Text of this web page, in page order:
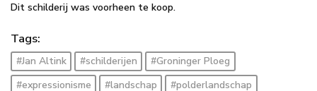
Dit schilderij was voorheen te koop.
Tags:
#Jan Altink #schilderijen
#Groninger Ploeg
#expressionisme
#landschap
#polderlandschap